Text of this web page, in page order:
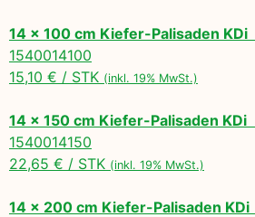
14 x 100 cm Kiefer-Palisaden KDi
1540014100
15,10 € / STK (inkl. 19% MwSt.)
14 x 150 cm Kiefer-Palisaden KDi
1540014150
22,65 € / STK (inkl. 19% MwSt.)
14 x 200 cm Kiefer-Palisaden KDi